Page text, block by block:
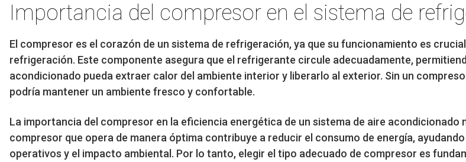
Importancia del compresor en el sistema de
El compresor es el corazón de un sistema de refrigeración, ya que su funcionamiento es
refrigeración. Este componente asegura que el refrigerante circule adecuadamente,
acondicionado pueda extraer calor del ambiente interior y liberarlo al exterior. Sin un
podría mantener un ambiente fresco y confortable.
La importancia del compresor en la eficiencia energética de un sistema de aire acondicionado
compresor que opera de manera óptima contribuye a reducir el consumo de energía,
operativos y el impacto ambiental. Por lo tanto, elegir el tipo adecuado de compresor es